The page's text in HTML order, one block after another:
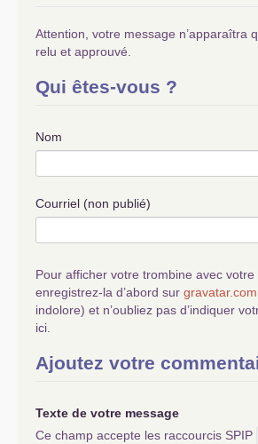
Attention, votre message n’apparaîtra
relu et approuvé.
Qui êtes-vous ?
Nom
Courriel (non publié)
Pour afficher votre trombine avec votre
enregistrez-la d’abord sur gravatar.com
indolore) et n’oubliez pas d’indiquer
ici.
Ajoutez votre
Texte de votre message
Ce champ accepte les raccourcis SPIP